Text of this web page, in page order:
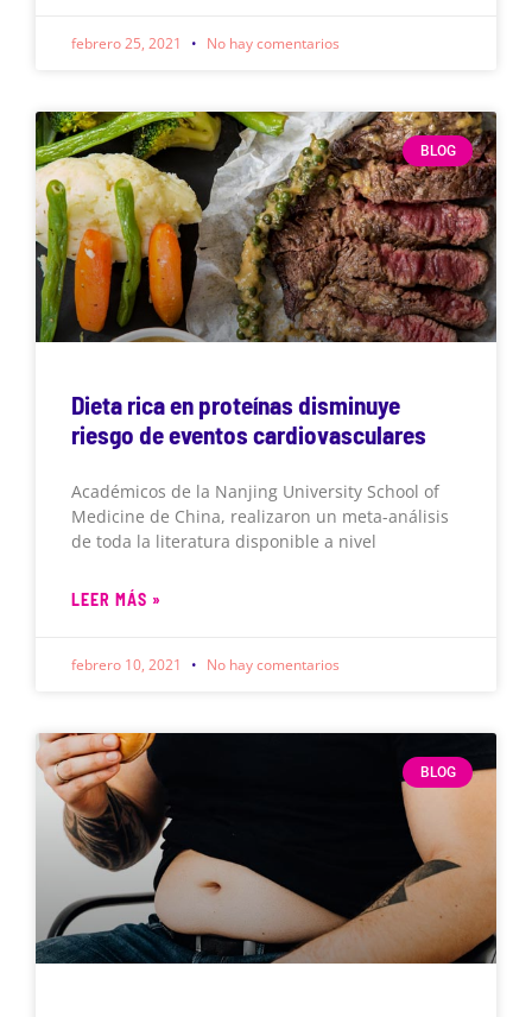
febrero 25, 2021 No hay comentarios
BLOG
Dieta rica en proteínas disminuye
riesgo de eventos cardiovasculares
Académicos de la Nanjing University School of
Medicine de China, realizaron un meta-análisis
de toda la literatura disponible a nivel
LEER MÁS »
febrero 10, 2021 No hay comentarios
BLOG